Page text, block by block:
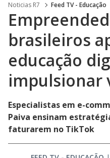
Noticias R7 Feed TV - Educação
brasileiros
educação
impulsionar
Especialistas em e-
Paiva ensinam
faturarem no TikTok